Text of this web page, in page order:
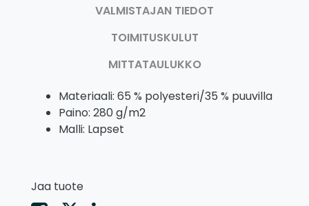
VALMISTAJAN TIEDOT
TOIMITUSKULUT
MITTATAULUKKO
Materiaali: 65 % polyesteri/35 % puuvilla
Paino: 280 g/m2
Malli: Lapset
Jaa tuote